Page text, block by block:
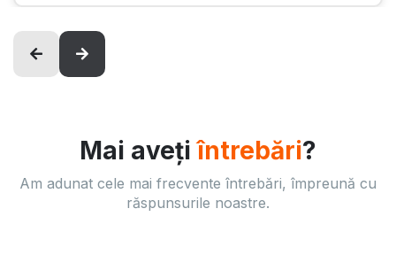
Mai avețiîntrebări?
Am adunat cele mai frecvente întrebări, împreună cu
răspunsurile noastre.